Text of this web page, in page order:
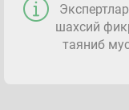
шахсий
таяниб